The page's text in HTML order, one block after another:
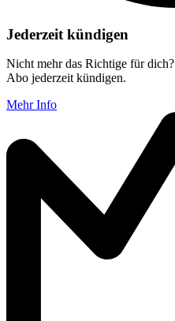
Jederzeit kündigen
Nicht mehr das Richtige für
Abo jederzeit kündigen.
Mehr Info